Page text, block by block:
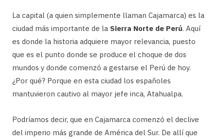
La capital (a quien simplemente llaman Cajamarca) es la
ciudad más importante de la Sierra Norte de Perú. Aquí
es donde la historia adquiere mayor relevancia, puesto
que es el punto donde se produce el choque de dos
mundos y donde comenzó a gestarse el Perú de hoy.
¿Por qué? Porque en esta ciudad los españoles
mantuvieron cautivo al mayor jefe inca, Atahualpa.
Podríamos decir, que en Cajamarca comenzó el declive
del imperio más grande de América del Sur. De allí que